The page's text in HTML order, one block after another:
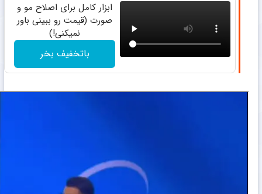
ابزار کامل برای اصلاح مو و
صورت (قیمت رو ببینی باور
نمیکنی!)
باتخفیف بخر